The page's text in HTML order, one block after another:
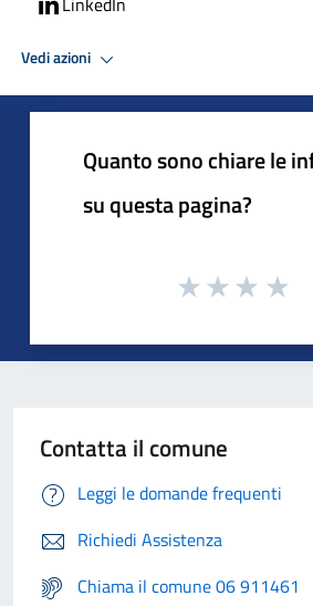
Vedi azioni
Quanto sono chiare le
su questa pagina?
Contatta il comune
Leggi le domande frequenti
Richiedi Assistenza
Chiama il comune 06 911461